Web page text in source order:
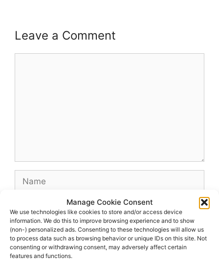
Manage Cookie Consent
We use technologies like cookies to store and/or access device
information. We do this to improve browsing experience and to show
(non-) personalized ads. Consenting to these technologies will allow us
to process data such as browsing behavior or unique IDs on this site. Not
consenting or withdrawing consent, may adversely affect certain
features and functions.
Leave a Comment
Name
Website